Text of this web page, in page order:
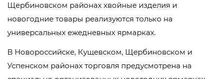
Щербиновском районах хвойные изделия и
новогодние товары реализуются только на
универсальных ежедневных ярмарках.
В Новороссийске, Кущевском, Щербиновском и
Успенском районах торговля предусмотрена на